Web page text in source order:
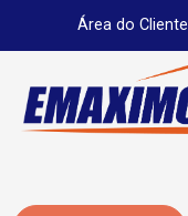
Área do Cliente